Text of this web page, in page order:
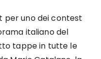
per uno dei contest
italiano del
tappe in tutte le